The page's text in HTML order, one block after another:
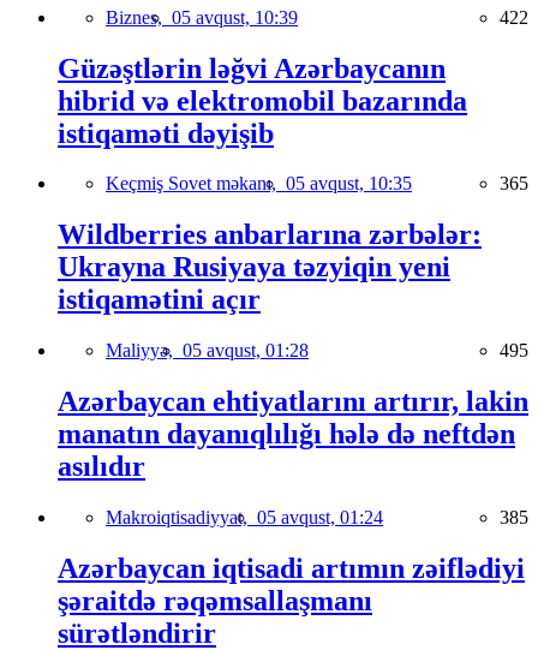
Biznes, 05 avqust, 10:39 422
Güzəştlərin ləğvi Azərbaycanın
hibrid və elektromobil bazarında
istiqaməti dəyişib
Keçmiş Sovet məkanı, 05 avqust, 10:35 365
Wildberries anbarlarına zərbələr:
Ukrayna Rusiyaya təzyiqin yeni
istiqamətini açır
Maliyyə, 05 avqust, 01:28 495
Azərbaycan ehtiyatlarını artırır, lakin
manatın dayanıqlılığı hələ də neftdən
asılıdır
Makroiqtisadiyyat, 05 avqust, 01:24 385
Azərbaycan iqtisadi artımın zəiflədiyi
şəraitdə rəqəmsallaşmanı
sürətləndirir